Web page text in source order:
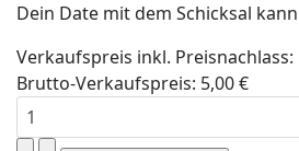
Dein Date mit dem Schicksal
Verkaufspreis inkl. Preisnachlass:
Brutto-Verkaufspreis: 5,00 €